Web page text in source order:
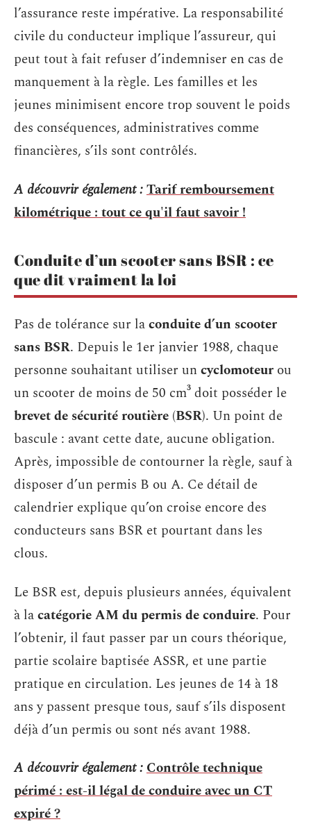
l’assurance reste impérative. La responsabilité
civile du conducteur implique l’assureur, qui
peut tout à fait refuser d’indemniser en cas de
manquement à la règle. Les familles et les
jeunes minimisent encore trop souvent le poids
des conséquences, administratives comme
financières, s’ils sont contrôlés.
A découvrir également :Tarif remboursement
kilométrique : tout ce qu'il faut savoir !
Conduite d’un scooter sans BSR : ce
que dit vraiment la loi
Pas de tolérance sur laconduite d’un scooter
sans BSR. Depuis le 1er janvier 1988, chaque
personne souhaitant utiliser uncyclomoteur ou
un scooter de moins de 50 cm³ doit posséder le
brevet de sécurité routière (BSR). Un point de
bascule : avant cette date, aucune obligation.
Après, impossible de contourner la règle, sauf à
disposer d’un permis B ou A. Ce détail de
calendrier explique qu’on croise encore des
conducteurs sans BSR et pourtant dans les
clous.
Le BSR est, depuis plusieurs années, équivalent
à lacatégorie AM du permis de conduire. Pour
l’obtenir, il faut passer par un cours théorique,
partie scolaire baptisée ASSR, et une partie
pratique en circulation. Les jeunes de 14 à 18
ans y passent presque tous, sauf s’ils disposent
déjà d’un permis ou sont nés avant 1988.
A découvrir également :Contrôle technique
périmé : est-il légal de conduire avec un CT
expiré ?